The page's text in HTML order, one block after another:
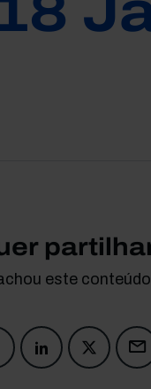
este